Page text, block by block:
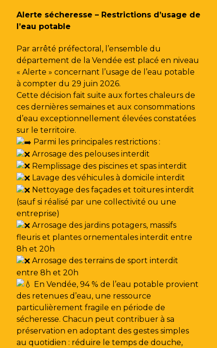
Alerte sécheresse – Restrictions d’usage de
l’eau potable
Par arrêté préfectoral, l’ensemble du
département de la Vendée est placé en niveau
« Alerte » concernant l’usage de l’eau potable
à compter du 29 juin 2026.
Cette décision fait suite aux fortes chaleurs de
ces dernières semaines et aux consommations
d’eau exceptionnellement élevées constatées
sur le territoire.
Parmi les principales restrictions :
Arrosage des pelouses interdit
Remplissage des piscines et spas interdit
Lavage des véhicules à domicile interdit
Nettoyage des façades et toitures interdit
(sauf si réalisé par une collectivité ou une
entreprise)
Arrosage des jardins potagers, massifs
fleuris et plantes ornementales interdit entre
8h et 20h
Arrosage des terrains de sport interdit
entre 8h et 20h
En Vendée, 94 % de l’eau potable provient
des retenues d’eau, une ressource
particulièrement fragile en période de
sécheresse. Chacun peut contribuer à sa
préservation en adoptant des gestes simples
au quotidien : réduire le temps de douche,